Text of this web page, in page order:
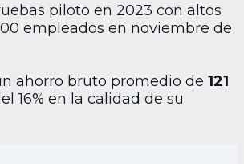
piloto en 2023 con altos
empleados en noviembre de
ahorro bruto promedio de 121
16% en la calidad de su